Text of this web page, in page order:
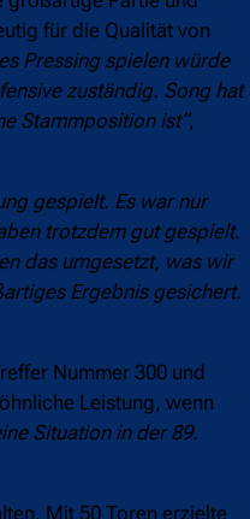
für die Qualität von
Pressing spielen würde
zuständig. Song hat
Stammposition ist“,
gespielt. Es war nur
trotzdem gut gespielt.
das umgesetzt, was wir
Ergebnis gesichert.
Nummer 300 und
Leistung, wenn
Situation in der 89.
Mit 50 Toren erzielte